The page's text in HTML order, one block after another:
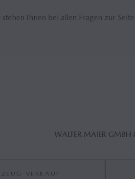
stehen Ihnen bei allen Fragen zur
WALTER MAIER
VERKAUF